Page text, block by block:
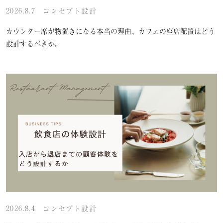
2026.8.7 コンセプト設計
カウンター席が物置きになる本当の理由、カフェの座席配置はどう
設計するべきか。
2026.8.4 コンセプト設計